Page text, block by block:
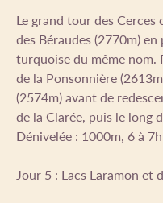
Le grand tour des Cerces
des Béraudes (2770m)
turquoise du même nom.
de la Ponsonnière
(2574m) avant de
de la Clarée, puis le long
Dénivelée : 1000m, 6 à
Jour 5 : Lacs Laramon et